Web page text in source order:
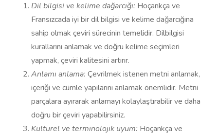
Dil bilgisi ve kelime dağarcığı: Hoçankça ve
Fransızcada iyi bir dil bilgisi ve kelime dağarcığına
sahip olmak çeviri sürecinin temelidir. Dilbilgisi
kurallarını anlamak ve doğru kelime seçimleri
yapmak, çeviri kalitesini artırır.
Anlamı anlama: Çevrilmek istenen metni anlamak,
içeriği ve cümle yapılarını anlamak önemlidir. Metni
parçalara ayırarak anlamayı kolaylaştırabilir ve daha
doğru bir çeviri yapabilirsiniz.
Kültürel ve terminolojik uyum: Hoçankça ve